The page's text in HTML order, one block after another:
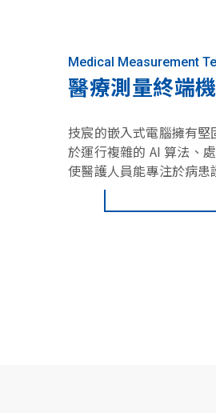
Medical Measurement
醫療測量終端機
技宸的嵌入式電腦擁有
於運行複雜的 AI 算法、
使醫護人員能專注於病患